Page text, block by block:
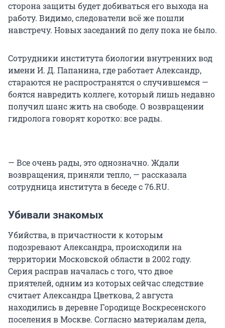
сторона защиты будет добиваться его выхода на
работу. Видимо, следователи всё же пошли
навстречу. Новых заседаний по делу пока не было.
Сотрудники института биологии внутренних вод
имени И. Д. Папанина, где работает Александр,
стараются не распространятся о случившемся —
боятся навредить коллеге, который лишь недавно
получил шанс жить на свободе. О возвращении
гидролога говорят коротко: все рады.
— Все очень рады, это однозначно. Ждали
возвращения, приняли тепло, — рассказала
сотрудница института в беседе с 76.RU.
Убивали знакомых
Убийства, в причастности к которым
подозревают Александра, происходили на
территории Московской области в 2002 году.
Серия расправ началась с того, что двое
приятелей, одним из которых сейчас следствие
считает Александра Цветкова, 2 августа
находились в деревне Городище Воскресенского
поселения в Москве. Согласно материалам дела,